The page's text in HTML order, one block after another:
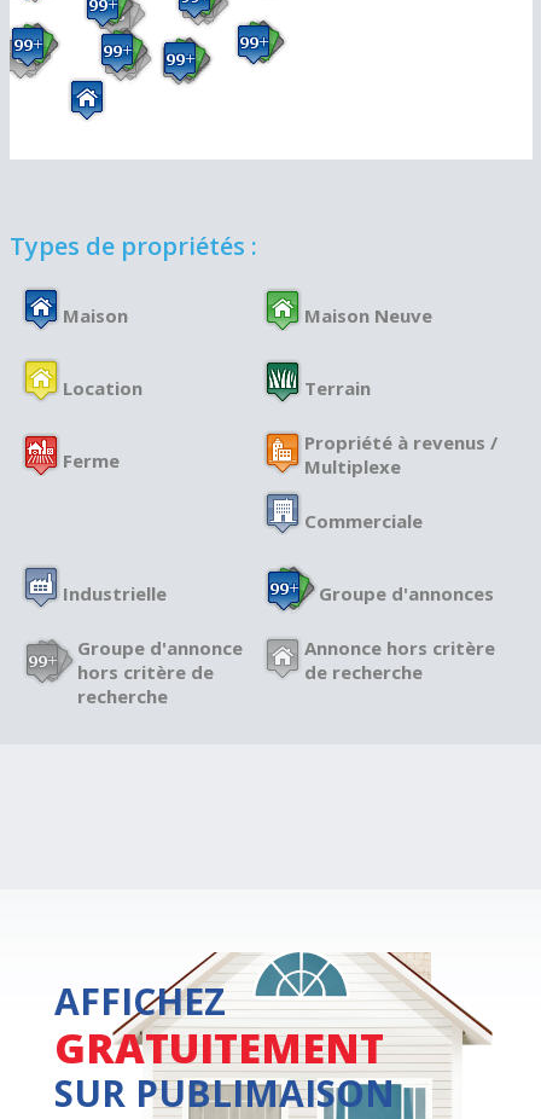
Types de propriétés :
Maison Maison Neuve
Location Terrain
Ferme
Propriété à revenus /
Multiplexe
Commerciale
Industrielle Groupe d'annonces
Groupe d'annonce
hors critère de
recherche
Annonce hors critère
de recherche
AFFICHEZ
GRATUITEMENT
SUR PUBLIMAISON